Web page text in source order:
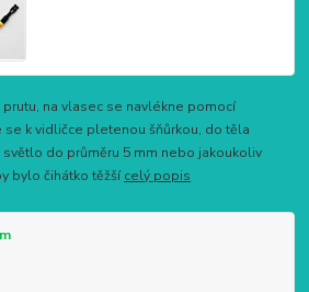
prutu, na vlasec se navlékne pomocí
se k vidličce pletenou šňůrkou, do těla
do průměru 5 mm nebo jakoukoliv
bylo čihátko těžší celý popis